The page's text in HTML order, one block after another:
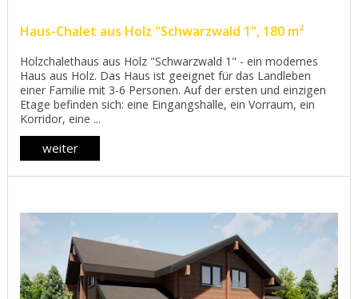
Haus-Chalet aus Holz "Schwarzwald 1", 180 m²
Holzchalethaus aus Holz "Schwarzwald 1" - ein modernes
Haus aus Holz. Das Haus ist geeignet für das Landleben
einer Familie mit 3-6 Personen. Auf der ersten und einzigen
Etage befinden sich: eine Eingangshalle, ein Vorraum, ein
Korridor, eine ...
weiter